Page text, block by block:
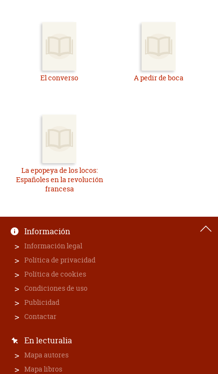
El converso A pedir de boca
La epopeya de los locos:
Españoles en la revolución
francesa
Información
Información legal
Política de privacidad
Política de cookies
Condiciones de uso
Publicidad
Contactar
En lecturalia
Mapa autores
Mapa libros